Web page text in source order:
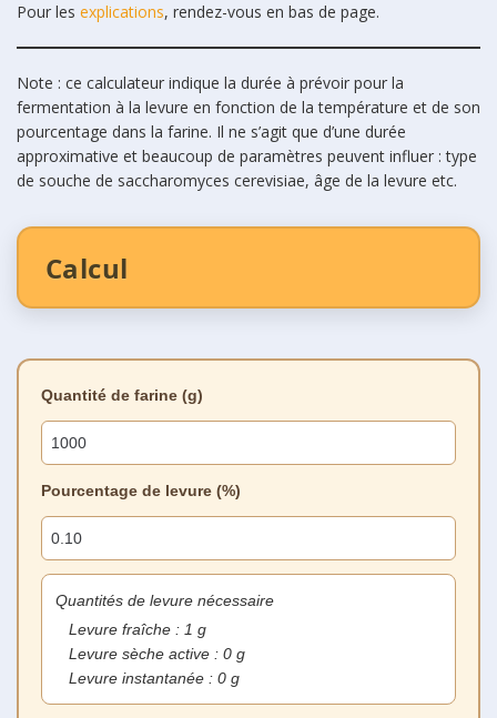
Pour les explications, rendez-vous en bas de page.
Note : ce calculateur indique la durée à prévoir pour la
fermentation à la levure en fonction de la température et de son
pourcentage dans la farine. Il ne s’agit que d’une durée
approximative et beaucoup de paramètres peuvent influer : type
de souche de saccharomyces cerevisiae, âge de la levure etc.
Calcul
Quantité de farine (g)
Pourcentage de levure (%)
Quantités de levure nécessaire
Levure fraîche : 1 g
Levure sèche active : 0 g
Levure instantanée : 0 g